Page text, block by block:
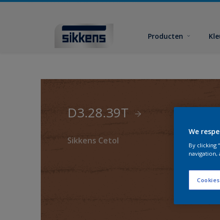
Producten
D3.28.39T
Sikkens Cetol
We
By clicking
navigation,